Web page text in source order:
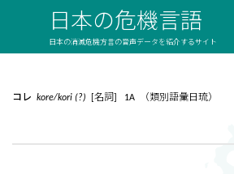
日本の危機言語
日本の消滅危機方言の音声データを紹介するサイト
コレ kore/kori (?) [名詞] 1A （類別語彙日琉）